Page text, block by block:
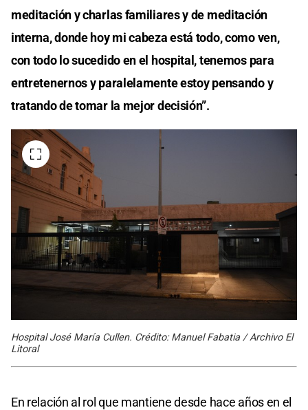
meditación y charlas familiares y de meditación
interna, donde hoy mi cabeza está todo, como ven,
con todo lo sucedido en el hospital, tenemos para
entretenernos y paralelamente estoy pensando y
tratando de tomar la mejor decisión”.
Hospital José María Cullen. Crédito: Manuel Fabatia / Archivo El
Litoral
En relación al rol que mantiene desde hace años en el